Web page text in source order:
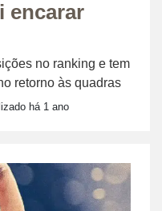
encarar
no ranking e tem
retorno às quadras
há 1 ano